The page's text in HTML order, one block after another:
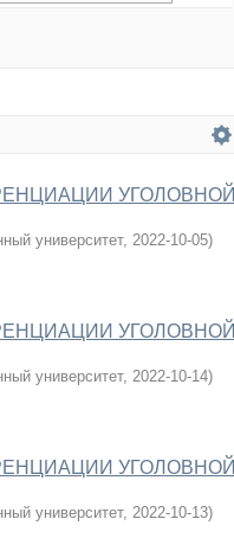
УГОЛОВНОЙ
университет, 2022-10-05)
УГОЛОВНОЙ
университет, 2022-10-14)
УГОЛОВНОЙ
университет, 2022-10-13)